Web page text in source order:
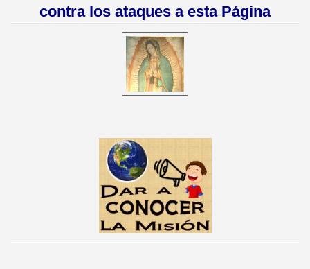
contra los ataques a esta Página